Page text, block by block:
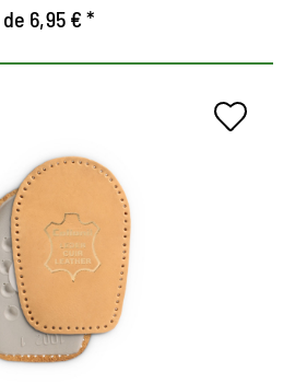
de 6,95 € *
de alivio del talón.
hecho de cuero bronceado
suave y puede prevenir y aliviar
de látex para un efecto de